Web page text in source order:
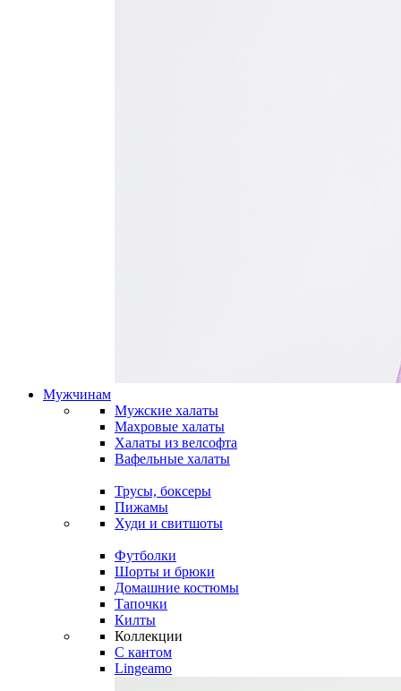
Мужчинам
Мужские халаты
Махровые халаты
Халаты из велсофта
Вафельные халаты
Трусы, боксеры
Пижамы
Худи и свитшоты
Футболки
Шорты и брюки
Домашние костюмы
Тапочки
Килты
Коллекции
C кантом
Lingeamo